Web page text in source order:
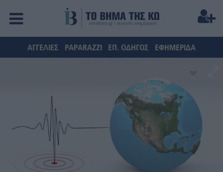
ΑΓΓΕΛΙΕΣ PAPARAZZI ΕΠ. ΟΔΗΓΟΣ ΕΦΗΜΕΡΙΔΑ